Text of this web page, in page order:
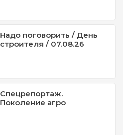
Надо поговорить / День
строителя / 07.08.26
Спецрепортаж.
Поколение агро